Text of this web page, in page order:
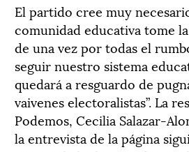
El partido cree muy
comunidad educativa tome
de una vez por todas el
seguir nuestro sistema
quedará a resguardo de
vaivenes electoralistas”. La
Podemos, Cecilia Salazar-
la entrevista de la página